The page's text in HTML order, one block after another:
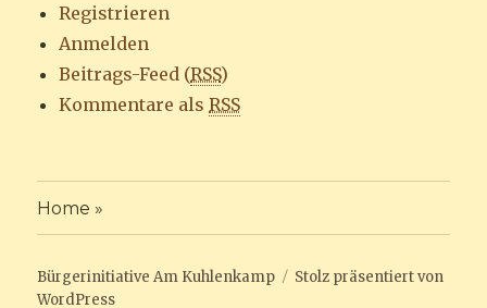
Registrieren
Anmelden
Beitrags-Feed (RSS)
Kommentare alsRSS
Home »
Bürgerinitiative Am Kuhlenkamp
Stolz präsentiert von
WordPress